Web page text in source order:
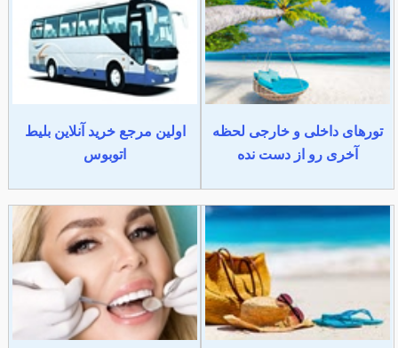
تورهای داخلی و خارجی لحظه
آخری رو از دست نده
اولین مرجع خرید آنلاین بلیط
اتوبوس